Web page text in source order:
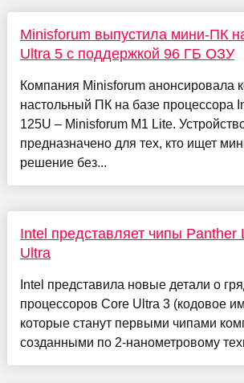
Minisforum выпустила мини-ПК
Ultra 5 с поддержкой 96 ГБ ОЗУ
Компания Minisforum анонсировала
настольный ПК на базе процессора
125U – Minisforum M1 Lite.
предназначено для тех, кто ищет
решение без...
Intel представляет чипы Panther
Ultra
Intel представила новые детали о
процессоров Core Ultra 3 (кодовое
которые станут первыми чипами
созданными по 2-нанометровому